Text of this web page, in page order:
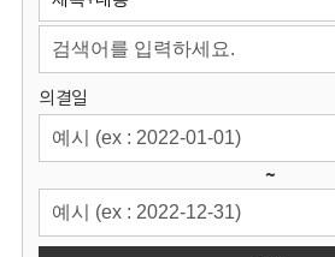
회
의결일
~